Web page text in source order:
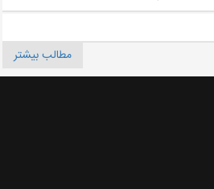
مطالب بیشتر